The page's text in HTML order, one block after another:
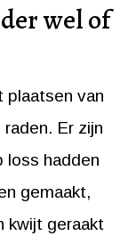
wel of
plaatsen van
Er zijn
loss hadden
gemaakt,
kwijt geraakt